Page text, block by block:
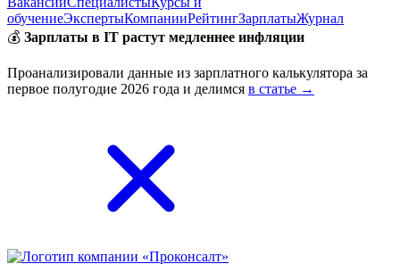
обучениеЭкспертыКомпанииРейтингЗарплатыЖурнал
💰 Зарплаты в IT растут медленнее инфляции
Проанализировали данные из зарплатного калькулятора за
первое полугодие 2026 года и делимся в статье →